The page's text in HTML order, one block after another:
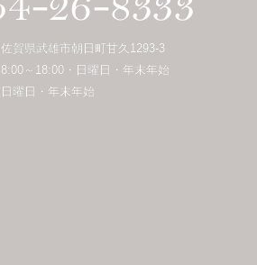
佐賀県武雄市朝日町甘久1293-3
8:00～18:00・日曜日・年末年始
日曜日・年末年始